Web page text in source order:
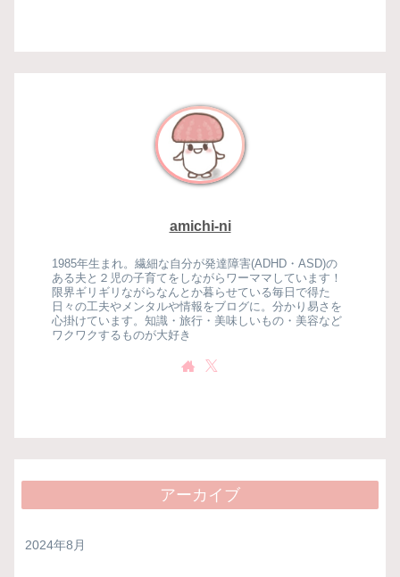
amichi-ni
1985年生まれ。繊細な自分が発達障害(ADHD・ASD)の
ある夫と２児の子育てをしながらワーママしています！
限界ギリギリながらなんとか暮らせている毎日で得た
日々の工夫やメンタルや情報をブログに。分かり易さを
心掛けています。知識・旅行・美味しいもの・美容など
ワクワクするものが大好き
アーカイブ
2024年8月